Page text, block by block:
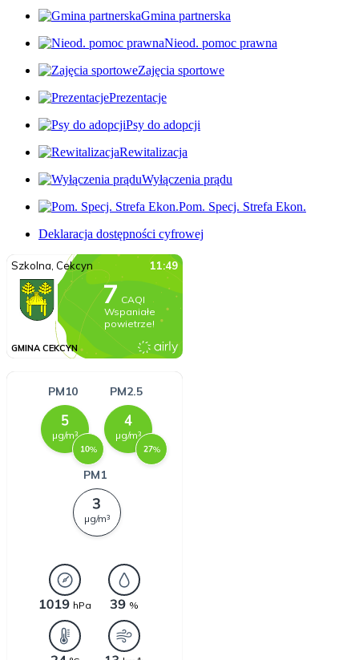
Gmina partnerska
Nieod. pomoc prawna
Zajęcia sportowe
Prezentacje
Psy do adopcji
Rewitalizacja
Wyłączenia prądu
Pom. Specj. Strefa Ekon.
Deklaracja dostępności cyfrowej